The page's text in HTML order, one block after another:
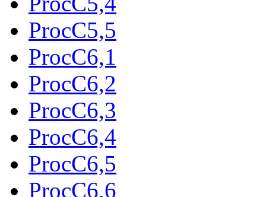
ProcC5,5
ProcC6,1
ProcC6,2
ProcC6,3
ProcC6,4
ProcC6,5
ProcC6,6